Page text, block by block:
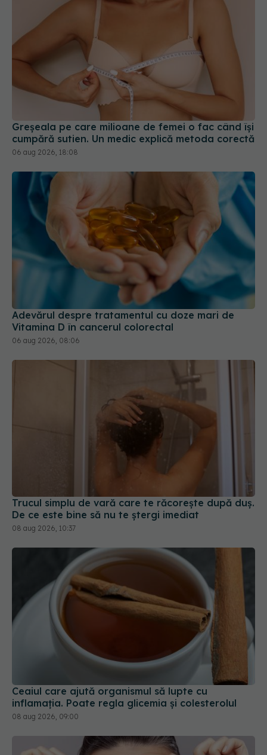
Greșeala pe care milioane de femei o fac când își
cumpără sutien. Un medic explică metoda corectă
06 aug 2026, 18:08
Adevărul despre tratamentul cu doze mari de
Vitamina D în cancerul colorectal
06 aug 2026, 08:06
Trucul simplu de vară care te răcorește după duș.
De ce este bine să nu te ștergi imediat
08 aug 2026, 10:37
Ceaiul care ajută organismul să lupte cu
inflamația. Poate regla glicemia și colesterolul
08 aug 2026, 09:00